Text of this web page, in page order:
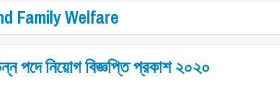
Family Welfare
পদে নিয়োগ বিজ্ঞপ্তি প্রকাশ ২০২০